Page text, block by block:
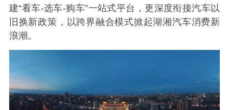
建“看车-选车-购车”一站式平台，更深度衔接汽车以
旧换新政策，以跨界融合模式掀起湖湘汽车消费新
浪潮。